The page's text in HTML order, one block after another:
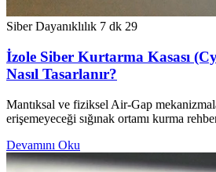
Siber Dayanıklılık 7 dk 29
İzole Siber Kurtarma Kasası
Nasıl Tasarlanır?
Mantıksal ve fiziksel Air-Gap
erişemeyeceği sığınak ortamı kurma
Devamını Oku